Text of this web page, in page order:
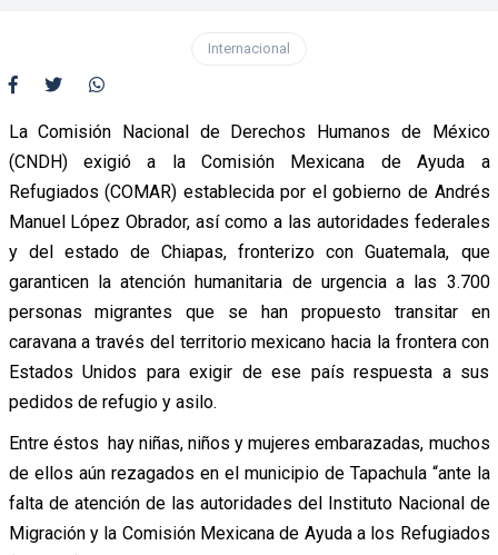
Internacional
La Comisión Nacional de Derechos Humanos de México
(CNDH) exigió a la Comisión Mexicana de Ayuda a
Refugiados (COMAR) establecida por el gobierno de Andrés
Manuel López Obrador, así como a las autoridades federales
y del estado de Chiapas, fronterizo con Guatemala, que
garanticen la atención humanitaria de urgencia a las 3.700
personas migrantes que se han propuesto transitar en
caravana a través del territorio mexicano hacia la frontera con
Estados Unidos para exigir de ese país respuesta a sus
pedidos de refugio y asilo.
Entre éstos hay niñas, niños y mujeres embarazadas, muchos
de ellos aún rezagados en el municipio de Tapachula “ante la
falta de atención de las autoridades del Instituto Nacional de
Migración y la Comisión Mexicana de Ayuda a los Refugiados